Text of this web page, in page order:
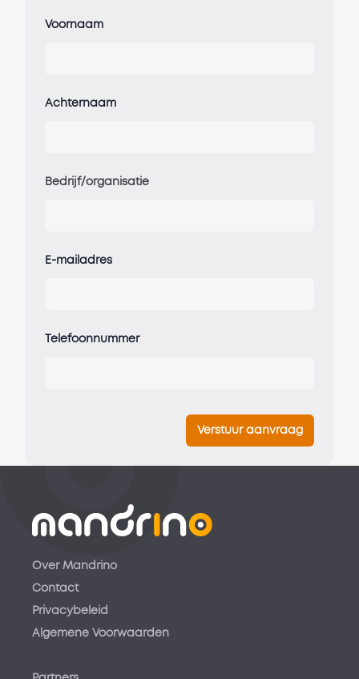
Voornaam
Achternaam
Bedrijf/organisatie
E-mailadres
Telefoonnummer
Verstuur aanvraag
Over Mandrino
Contact
Privacybeleid
Algemene Voorwaarden